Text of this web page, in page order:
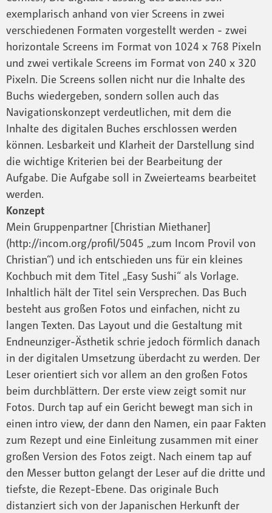
exemplarisch anhand von vier Screens in zwei
verschiedenen Formaten vorgestellt werden - zwei
horizontale Screens im Format von 1024 x 768 Pixeln
und zwei vertikale Screens im Format von 240 x 320
Pixeln. Die Screens sollen nicht nur die Inhalte des
Buchs wiedergeben, sondern sollen auch das
Navigationskonzept verdeutlichen, mit dem die
Inhalte des digitalen Buches erschlossen werden
können. Lesbarkeit und Klarheit der Darstellung sind
die wichtige Kriterien bei der Bearbeitung der
Aufgabe. Die Aufgabe soll in Zweierteams bearbeitet
werden.
Konzept
Mein Gruppenpartner [Christian Miethaner]
(http://incom.org/profil/5045 „zum Incom Provil von
Christian“) und ich entschieden uns für ein kleines
Kochbuch mit dem Titel „Easy Sushi“ als Vorlage.
Inhaltlich hält der Titel sein Versprechen. Das Buch
besteht aus großen Fotos und einfachen, nicht zu
langen Texten. Das Layout und die Gestaltung mit
Endneunziger-Ästhetik schrie jedoch förmlich danach
in der digitalen Umsetzung überdacht zu werden. Der
Leser orientiert sich vor allem an den großen Fotos
beim durchblättern. Der erste view zeigt somit nur
Fotos. Durch tap auf ein Gericht bewegt man sich in
einen intro view, der dann den Namen, ein paar Fakten
zum Rezept und eine Einleitung zusammen mit einer
großen Version des Fotos zeigt. Nach einem tap auf
den Messer button gelangt der Leser auf die dritte und
tiefste, die Rezept-Ebene. Das originale Buch
distanziert sich von der Japanischen Herkunft der